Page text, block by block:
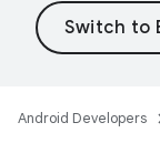
Android Developers